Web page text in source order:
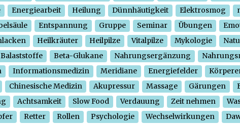
Energiearbeit Heilung Dünnhäutigkeit Elektrosmog
Entspannung Gruppe Seminar Übungen
Heilkräuter Heilpilze Vitalpilze Mykologie
Balaststoffe
Beta-Glukane Nahrungsergänzung
Informationsmedizin Meridiane Energiefelder
Chinesische Medizin
Akupressur Massage Gärungen
Achtsamkeit Slow Food Verdauung Zeit nehmen
Retter Rollen Psychologie Wechselwirkungen